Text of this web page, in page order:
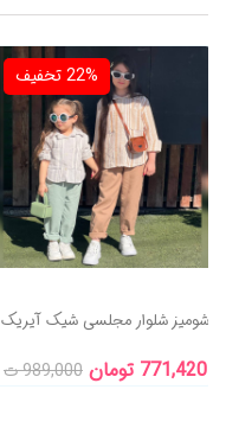
22%تخفیف
شومیز شلوار مجلسی شیک آیریک
771,420 تومان 989,000 ت